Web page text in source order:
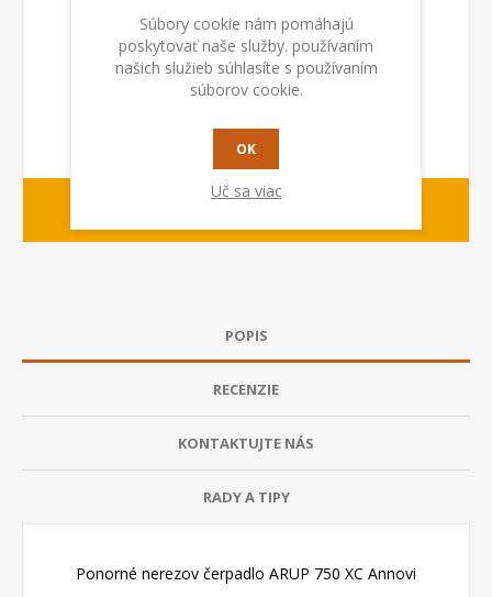
POPIS
RECENZIE
KONTAKTUJTE NÁS
RADY A TIPY
Ponorné nerezov čerpadlo ARUP 750 XC Annovi
Súbory cookie nám pomáhajú
poskytovať naše služby. používaním
našich služieb súhlasíte s používaním
súborov cookie.
OK
Uč sa viac